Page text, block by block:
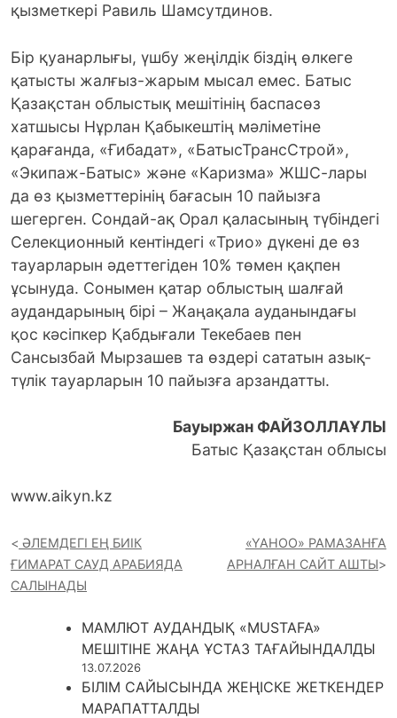
қызметкері Равиль Шамсутдинов.
Бір қуанарлығы, үшбу жеңілдік біздің өлкеге
қатысты жалғыз-жарым мысал емес. Батыс
Қазақстан облыстық мешітінің баспасөз
хатшысы Нұрлан Қабыкештің мәліметіне
қарағанда, «Ғибадат», «БатысТрансСтрой»,
«Экипаж-Батыс» және «Каризма» ЖШС-лары
да өз қызметтерінің бағасын 10 пайызға
шегерген. Сондай-ақ Орал қаласының түбіндегі
Селекционный кентіндегі «Трио» дүкені де өз
тауарларын әдеттегіден 10% төмен қақпен
ұсынуда. Сонымен қатар облыстың шалғай
аудандарының бірі – Жаңақала ауданындағы
қос кәсіпкер Қабдығали Текебаев пен
Сансызбай Мырзашев та өздері сататын азық-
түлік тауарларын 10 пайызға арзандатты.
Бауыржан ФАЙЗОЛЛАҰЛЫ
Батыс Қазақстан облысы
www.aikyn.kz
ӘЛЕМДЕГІ ЕҢ БИІК
ҒИМАРАТ САУД АРАБИЯДА
САЛЫНАДЫ
«YAHOО» РАМАЗАНҒА
АРНАЛҒАН САЙТ АШТЫ
МАМЛЮТ АУДАНДЫҚ «MUSTAFA»
МЕШІТІНЕ ЖАҢА ҰСТАЗ ТАҒАЙЫНДАЛДЫ
13.07.2026
БІЛІМ САЙЫСЫНДА ЖЕҢІСКЕ ЖЕТКЕНДЕР
МАРАПАТТАЛДЫ